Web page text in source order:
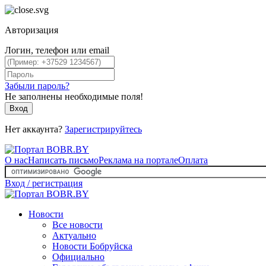
Авторизация
Логин, телефон или email
Забыли пароль?
Не заполнены необходимые поля!
Вход
Нет аккаунта? Зарегистрируйтесь
О насНаписать письмоРеклама на порталеОплата
Вход / регистрация
Новости
Все новости
Актуально
Новости Бобруйска
Официально